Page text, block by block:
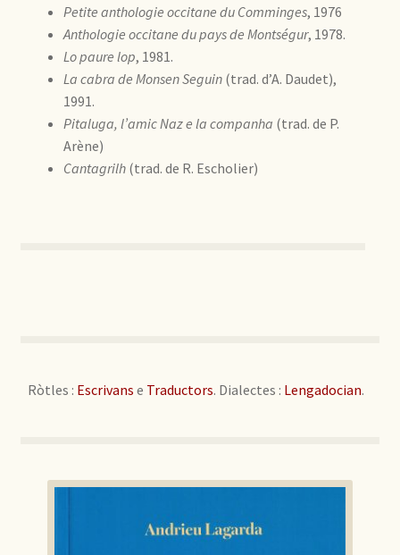
Petite anthologie occitane du Comminges, 1976
Anthologie occitane du pays de Montségur, 1978.
Lo paure lop, 1981.
La cabra de Monsen Seguin(trad. d’A. Daudet),
1991.
Pitaluga, l’amic Naz e la companha (trad. de P.
Arène)
Cantagrilh(trad. de R. Escholier)
Ròtles : Escrivans e Traductors. Dialectes : Lengadocian.